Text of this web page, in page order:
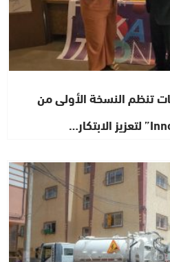
تنظم النسخة الأولى من